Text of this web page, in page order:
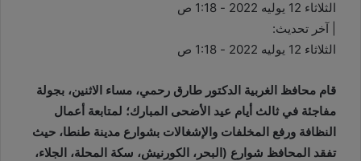
الثلاثاء 12 يوليه 2022 - 1:18 ص
| آخر تحديث:
الثلاثاء 12 يوليه 2022 - 1:18 ص
قام محافظ الغربية الدكتور طارق رحمي، مساء الاثنين، بجولة
مفاجئة في ثالث أيام عيد الأضحى المبارك؛ لمتابعة أعمال
النظافة ورفع المخلفات والإشغالات بشوارع مدينة طنطا، حيث
تفقد المحافظ شوارع (البحر، الكورنيش، سكة المحلة، الجلاء،